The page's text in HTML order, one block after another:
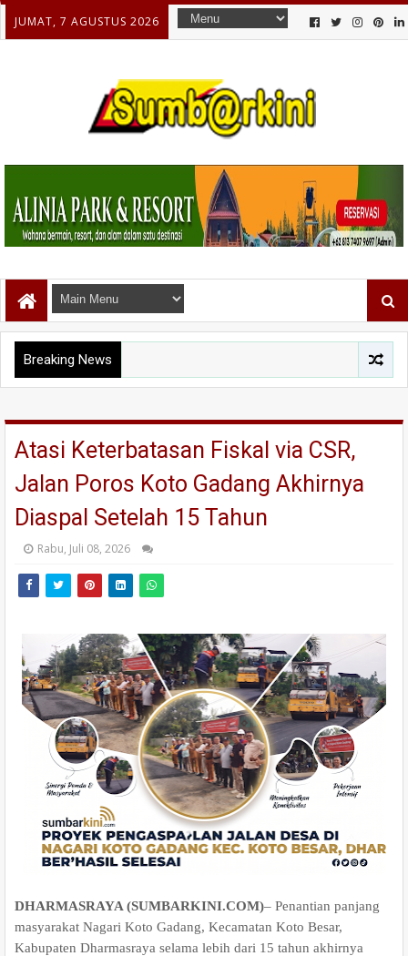
JUMAT, 7 AGUSTUS 2026
Breaking News
Atasi Keterbatasan Fiskal via CSR,
Jalan Poros Koto Gadang Akhirnya
Diaspal Setelah 15 Tahun
Rabu, Juli 08, 2026
DHARMASRAYA (SUMBARKINI.COM)– Penantian panjang
masyarakat Nagari Koto Gadang, Kecamatan Koto Besar,
Kabupaten Dharmasraya selama lebih dari 15 tahun akhirnya